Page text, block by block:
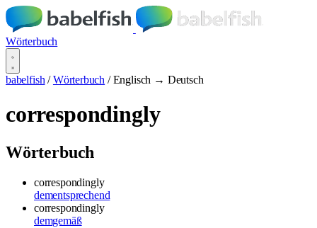
Wörterbuch
babelfish / Wörterbuch / Englisch → Deutsch
correspondingly
Wörterbuch
correspondingly
dementsprechend
correspondingly
demgemäß